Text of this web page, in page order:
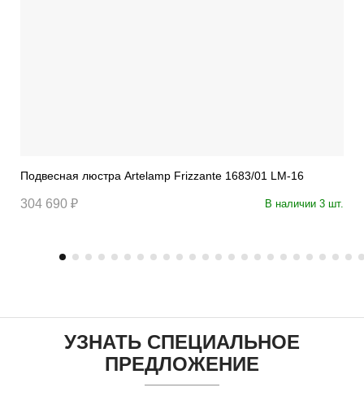
Подвесная люстра Artelamp Frizzante 1683/01 LM-16
304 690 ₽ В наличии 3 шт.
УЗНАТЬ СПЕЦИАЛЬНОЕ
ПРЕДЛОЖЕНИЕ